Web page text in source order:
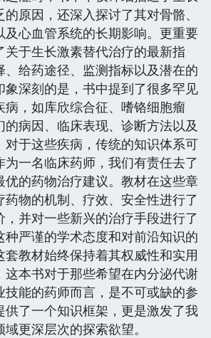
原因，还深入探讨了其对骨骼、
及心血管系统的长期影响。更重要
关于生长激素替代治疗的最新指
、给药途径、监测指标以及潜在的
象深刻的是，书中提到了很多罕见
病，如库欣综合征、嗜铬细胞瘤
病因、临床表现、诊断方法以及
对于这些疾病，传统的知识体系可
一名临床药师，我们有责任去了
优的药物治疗建议。教材在这些章
物的机制、疗效、安全性进行了
并对一些新兴的治疗手段进行了
种严谨的学术态度和对前沿知识的
套教材始终保持着其权威性和实用
这本书对于那些希望在内分泌代谢
技能的药师而言，是不可或缺的参
供了一个知识框架，更是激发了我
更深层次的探索欲望。